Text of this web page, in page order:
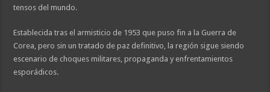
tensos del mundo.
Establecida tras el armisticio de 1953 que puso fin a la Guerra de
Corea, pero sin un tratado de paz definitivo, la región sigue siendo
escenario de choques militares, propaganda y enfrentamientos
esporádicos.